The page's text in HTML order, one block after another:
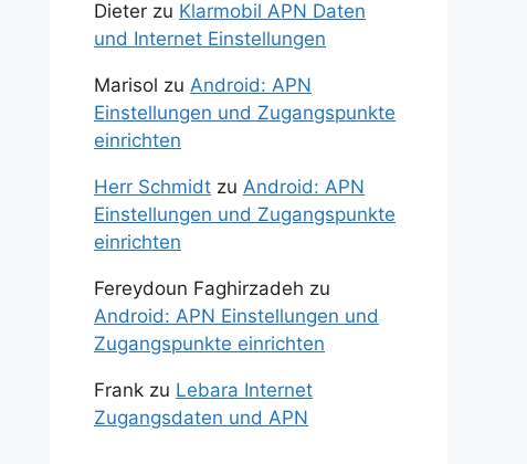
Dieter zu Klarmobil APN Daten
und Internet Einstellungen
Marisol zu Android: APN
Einstellungen und Zugangspunkte
einrichten
Herr Schmidt zu Android: APN
Einstellungen und Zugangspunkte
einrichten
Fereydoun Faghirzadeh zu
Android: APN Einstellungen und
Zugangspunkte einrichten
Frank zu Lebara Internet
Zugangsdaten und APN